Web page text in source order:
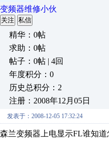
变频器维修小伙
关注 私信
精华：0帖
求助：0帖
帖子：0帖 | 4回
年度积分：0
历史总积分：2
注册：2008年12月05日
发表于：2008-12-05 17:32:24
森兰变频器上电显示FL谁知道